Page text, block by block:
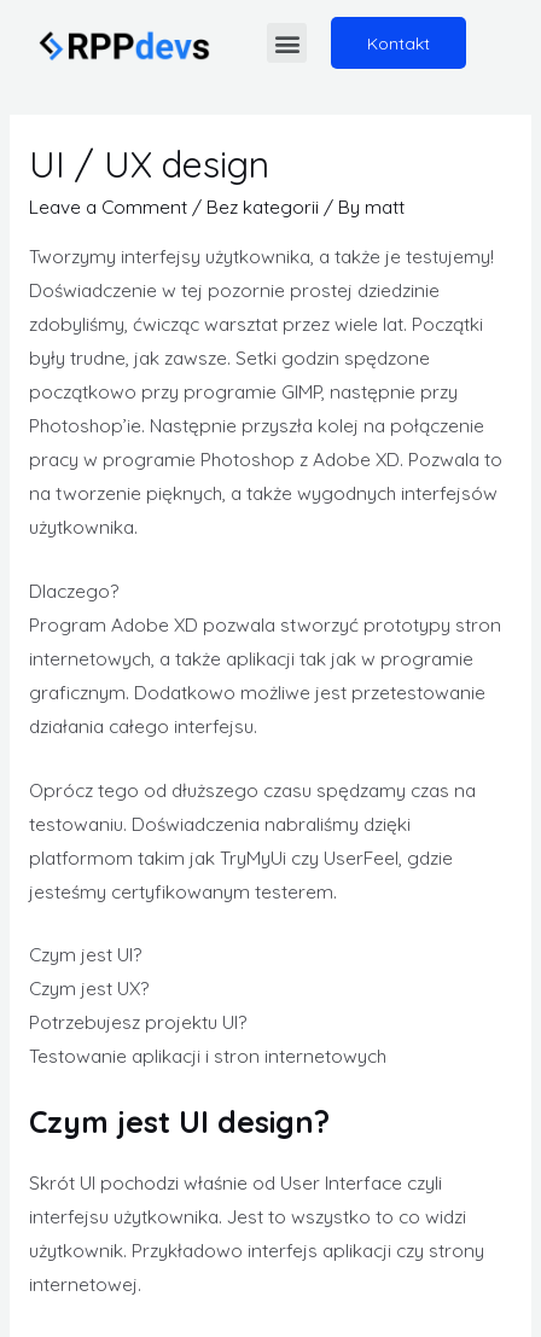
Kontakt
UI / UX design
Leave a Comment / Bez kategorii/ By matt
Tworzymy interfejsy użytkownika, a także je testujemy!
Doświadczenie w tej pozornie prostej dziedzinie
zdobyliśmy, ćwicząc warsztat przez wiele lat. Początki
były trudne, jak zawsze. Setki godzin spędzone
początkowo przy programie GIMP, następnie przy
Photoshop’ie. Następnie przyszła kolej na połączenie
pracy w programie Photoshop z Adobe XD. Pozwala to
na tworzenie pięknych, a także wygodnych interfejsów
użytkownika.
Dlaczego?
Program Adobe XD pozwala stworzyć prototypy stron
internetowych, a także aplikacji tak jak w programie
graficznym. Dodatkowo możliwe jest przetestowanie
działania całego interfejsu.
Oprócz tego od dłuższego czasu spędzamy czas na
testowaniu. Doświadczenia nabraliśmy dzięki
platformom takim jak TryMyUi czy UserFeel, gdzie
jesteśmy certyfikowanym testerem.
Czym jest UI?
Czym jest UX?
Potrzebujesz projektu UI?
Testowanie aplikacji i stron internetowych
Czym jest UI design?
Skrót UI pochodzi właśnie od User Interface czyli
interfejsu użytkownika. Jest to wszystko to co widzi
użytkownik. Przykładowo interfejs aplikacji czy strony
internetowej.